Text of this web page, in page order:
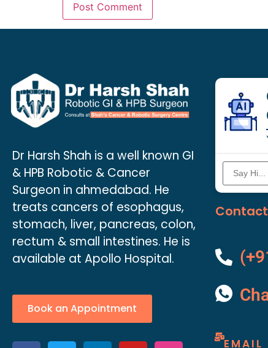
Dr Harsh Shah is a well known GI
& HPB Robotic & Cancer
Surgeon in ahmedabad. He
treats cancers of esophagus,
stomach, liver, pancreas, colon,
rectum & small intestines. He is
available at Apollo Hospital.
Book an Appointment
Contact
EMAIL